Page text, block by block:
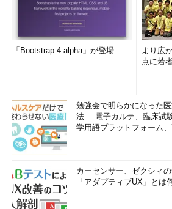
（1）先ほどの確認メールからメモした確認コー
し、［確認］ボタンを押す。これで指定した差出人
アドレスが承認・追加され、ウィザードは完了する
差出人を追加した後の［設定］－［アカウントとイ
ト］画面
「Bootstrap 4 alpha」が登場
より広
点に若
勉強会で明らかになった
法──電子カルテ、臨床試
学用語プラットフォーム
カーセンサー、ゼクシィ
「アダプティブUX」とは